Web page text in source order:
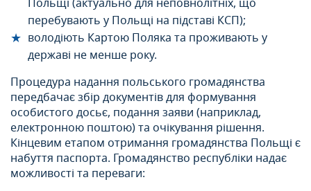
Польщі (актуально для неповнолітніх, що
перебувають у Польщі на підставі КСП);
володіють Картою Поляка та проживають у
державі не менше року.
Процедура надання польського громадянства
передбачає збір документів для формування
особистого досьє, подання заяви (наприклад,
електронною поштою) та очікування рішення.
Кінцевим етапом отримання громадянства Польщi є
набуття паспорта. Громадянство республіки надає
можливості та переваги: